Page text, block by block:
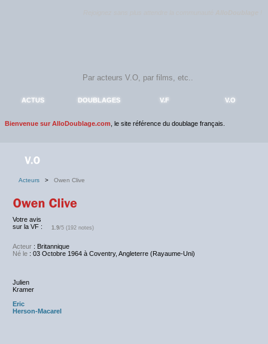
ACTUS DOUBLAGES V.F V.O
Bienvenue sur AlloDoublage.com , le site référence du doublage français.
Acteurs > Owen Clive
Votre avis
sur la VF :
1.9/5 (192 notes)
Acteur : Britannique
Né le : 03 Octobre 1964 à Coventry, Angleterre (Rayaume-Uni)
Julien
Kramer
Eric
Herson-Macarel